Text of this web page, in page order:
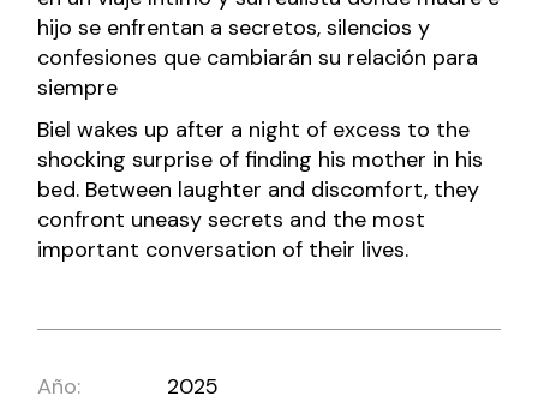
hijo se enfrentan a secretos, silencios y
confesiones que cambiarán su relación para
siempre
Biel wakes up after a night of excess to the
shocking surprise of finding his mother in his
bed. Between laughter and discomfort, they
confront uneasy secrets and the most
important conversation of their lives.
Año:
2025